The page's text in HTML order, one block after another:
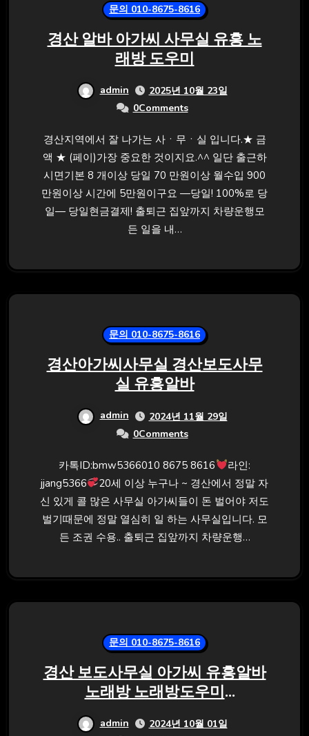
문의 010-8675-8616
경산 알바 아가씨 사무실 유흥 노
래방 도우미
admin
2025년 10월 23일
0Comments
경산지역에서 잘 나가는 사ㆍ무ㆍ실 입니다.★ 금
액 ★ (페이)가장 중요한 것이지요.^^ 일단 출근하
시면기본 8 개이상 당일 70 만원이상 월수입 900
만원이상 시간에 5만원이구요 —당일! 100%로 당
일— 당일현금결제! 출퇴근 집앞까지 차량운행모
든 일을 내…
문의 010-8675-8616
경산아가씨사무실 경산보도사무
실 유흥알바
admin
2024년 11월 29일
0Comments
카톡ID:bmw5366010 8675 8616
라인:
jjang5366
20세 이상 누구나 ~ 경산에서 정말 자
신 있게 콜 많은 사무실 아가씨들이 돈 벌어야 저도
벌기때문에 정말 열심히 일 하는 사무실입니다. 모
든 조권 수용.. 출퇴근 집앞까지 차량운행…
문의 010-8675-8616
경산 보도사무실 아가씨 유흥알바
노래방 노래방도우미
⓿❶⓿=❽❻❼❺=❽❻❶❻ 톡
bmw5366
admin
2024년 10월 01일